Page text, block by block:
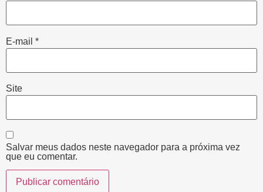
E-mail *
Site
Salvar meus dados neste navegador para a próxima vez
que eu comentar.